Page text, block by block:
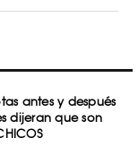
antes y después
dijeran que son